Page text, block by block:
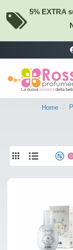
5% EXTRA
Home
0